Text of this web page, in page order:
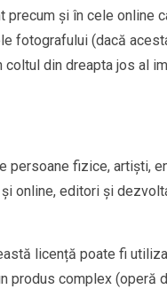
precum și în cele online
fotografului (dacă
din dreapta jos al
persoane fizice, artiști,
online, editori și
licență poate fi
produs complex (operă